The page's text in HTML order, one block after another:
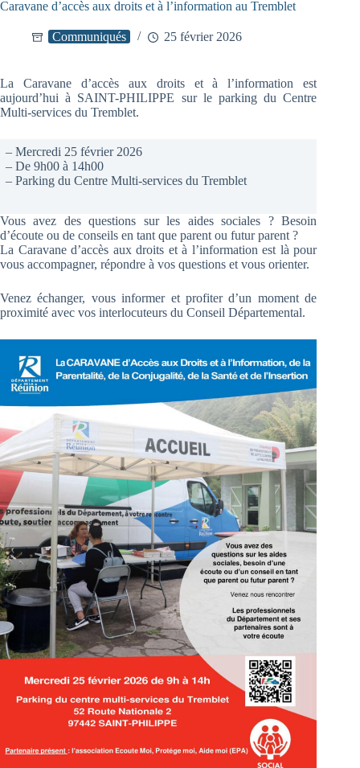
Caravane d’accès aux droits et à l’information au Tremblet
Communiqués 25 février 2026
La Caravane d’accès aux droits et à l’information est
aujourd’hui à SAINT-PHILIPPE sur le parking du Centre
Multi-services du Tremblet.
– Mercredi 25 février 2026
– De 9h00 à 14h00
– Parking du Centre Multi-services du Tremblet
Vous avez des questions sur les aides sociales ? Besoin
d’écoute ou de conseils en tant que parent ou futur parent ?
La Caravane d’accès aux droits et à l’information est là pour
vous accompagner, répondre à vos questions et vous orienter.
Venez échanger, vous informer et profiter d’un moment de
proximité avec vos interlocuteurs du Conseil Départemental.